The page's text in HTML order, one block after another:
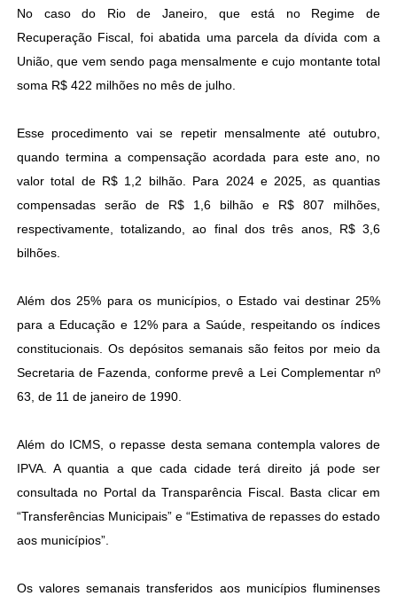
No caso do Rio de Janeiro, que está no Regime de
Recuperação Fiscal, foi abatida uma parcela da dívida com a
União, que vem sendo paga mensalmente e cujo montante total
soma R$ 422 milhões no mês de julho.
Esse procedimento vai se repetir mensalmente até outubro,
quando termina a compensação acordada para este ano, no
valor total de R$ 1,2 bilhão. Para 2024 e 2025, as quantias
compensadas serão de R$ 1,6 bilhão e R$ 807 milhões,
respectivamente, totalizando, ao final dos três anos, R$ 3,6
bilhões.
Além dos 25% para os municípios, o Estado vai destinar 25%
para a Educação e 12% para a Saúde, respeitando os índices
constitucionais. Os depósitos semanais são feitos por meio da
Secretaria de Fazenda, conforme prevê a Lei Complementar nº
63, de 11 de janeiro de 1990.
Além do ICMS, o repasse desta semana contempla valores de
IPVA. A quantia a que cada cidade terá direito já pode ser
consultada no Portal da Transparência Fiscal. Basta clicar em
“Transferências Municipais” e “Estimativa de repasses do estado
aos municípios”.
Os valores semanais transferidos aos municípios fluminenses